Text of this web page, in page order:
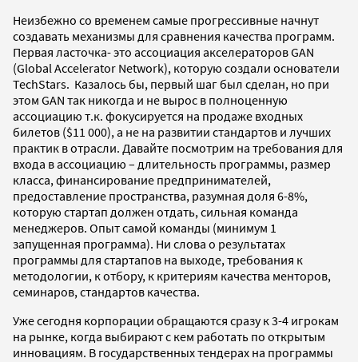
Неизбежно со временем самые прогрессивные начнут
создавать механизмы для сравнения качества программ.
Первая ласточка- это ассоциация акселераторов GAN
(Global Accelerator Network), которую создали основатели
TechStars. Казалось бы, первый шаг был сделан, но при
этом GAN так никогда и не вырос в полноценную
ассоциацию т.к. фокусируется на продаже входных
билетов ($11 000), а не на развитии стандартов и лучших
практик в отрасли. Давайте посмотрим на требования для
входа в ассоциацию – длительность программы, размер
класса, финансирование предпринимателей,
предоставление пространства, разумная доля 6-8%,
которую стартап должен отдать, сильная команда
менеджеров. Опыт самой команды (минимум 1
запущенная программа). Ни слова о результатах
программы для стартапов на выходе, требования к
методологии, к отбору, к критериям качества менторов,
семинаров, стандартов качества.
Уже сегодня корпорации обращаются сразу к 3-4 игрокам
на рынке, когда выбирают с кем работать по открытым
инновациям. В государственных тендерах на программы